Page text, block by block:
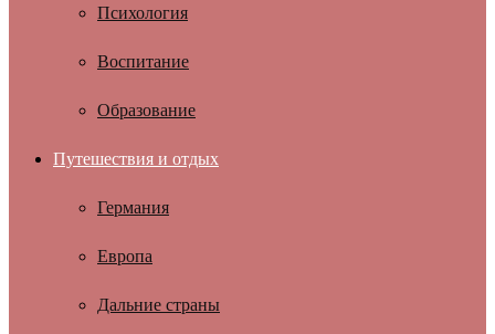
Психология
Воспитание
Образование
Путешествия и отдых
Германия
Европа
Дальние страны